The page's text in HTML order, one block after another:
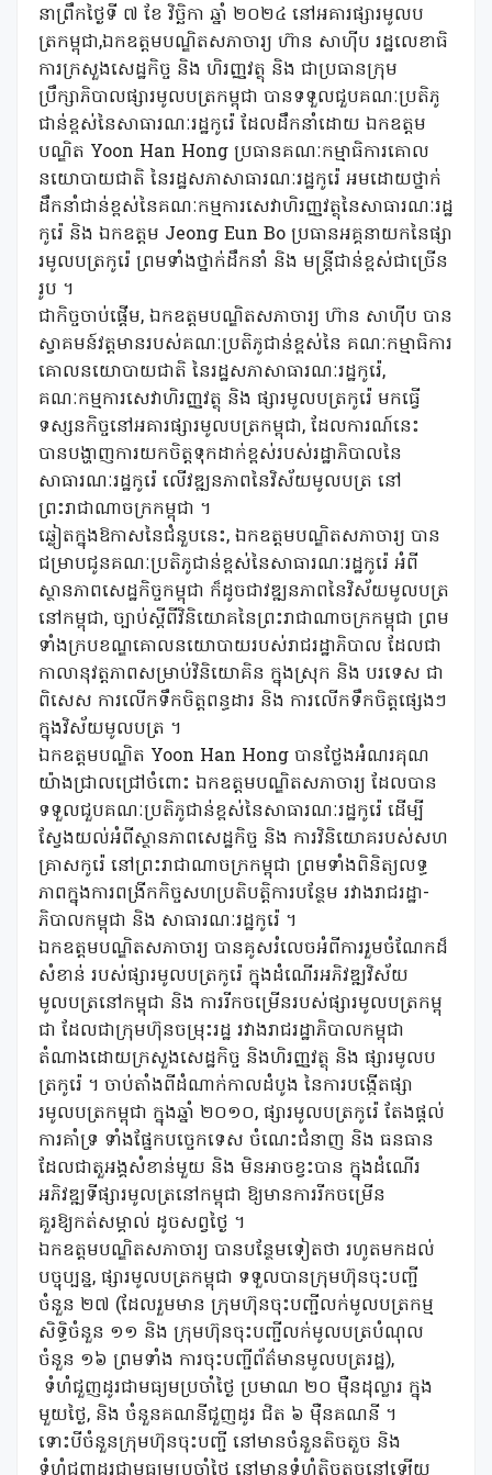
នាព្រឹកថ្ងៃទី ៧ ខែ វិច្ឆិកា ឆ្នាំ ២០២៤ នៅអគារផ្សារមូលប
ត្រកម្ពុជា,ឯកឧត្តមបណ្ឌិតសភាចារ្យ ហ៊ាន សាហ៊ីប រដ្ឋលេខាធិ
ការក្រសួងសេដ្ឋកិច្ច និង ហិរញ្ញវត្ថុ និង ជាប្រធានក្រុម
ប្រឹក្សាភិបាលផ្សារមូលបត្រកម្ពុជា បានទទួលជួបគណៈប្រតិភូ
ជាន់ខ្ពស់នៃសាធារណៈរដ្ឋកូរ៉េ ដែលដឹកនាំដោយ ឯកឧត្តម
បណ្ឌិត Yoon Han Hong ប្រធានគណៈកម្មាធិការគោល
នយោបាយជាតិ នៃរដ្ឋសភាសាធារណៈរដ្ឋកូរ៉េ អមដោយថ្នាក់
ដឹកនាំជាន់ខ្ពស់នៃគណៈកម្មការសេវាហិរញ្ញវត្ថុនៃសាធារណៈរដ្ឋ
កូរ៉េ និង ឯកឧត្តម Jeong Eun Bo ប្រធានអគ្គនាយកនៃផ្សា
រមូលបត្រកូរ៉េ ព្រមទាំងថ្នាក់ដឹកនាំ និង មន្ត្រីជាន់ខ្ពស់ជាច្រើន
រូប ។
ជាកិច្ចចាប់ផ្តើម, ឯកឧត្តមបណ្ឌិតសភាចារ្យ ហ៊ាន សាហ៊ីប បាន
ស្វាគមន៍វត្តមានរបស់គណៈប្រតិភូជាន់ខ្ពស់នៃ គណៈកម្មាធិការ
គោលនយោបាយជាតិ នៃរដ្ឋសភាសាធារណៈរដ្ឋកូរ៉េ,
គណៈកម្មការសេវាហិរញ្ញវត្ថុ និង ផ្សារមូលបត្រកូរ៉េ មកធ្វើ
ទស្សនកិច្ចនៅអគារផ្សារមូលបត្រកម្ពុជា, ដែលការណ៍នេះ
បានបង្ហាញការយកចិត្តទុកដាក់ខ្ពស់របស់រដ្ឋាភិបាលនៃ
សាធារណៈរដ្ឋកូរ៉េ លើវឌ្ឍនភាពនៃវិស័យមូលបត្រ នៅ
ព្រះរាជាណាចក្រកម្ពុជា ។
ឆ្លៀតក្នុងឱកាសនៃជំនួបនេះ, ឯកឧត្តមបណ្ឌិតសភាចារ្យ បាន
ជម្រាបជូនគណៈប្រតិភូជាន់ខ្ពស់នៃសាធារណៈរដ្ឋកូរ៉េ អំពី
ស្ថានភាពសេដ្ឋកិច្ចកម្ពុជា ក៏ដូចជាវឌ្ឍនភាពនៃវិស័យមូលបត្រ
នៅកម្ពុជា, ច្បាប់ស្តីពីវិនិយោគនៃព្រះរាជាណាចក្រកម្ពុជា ព្រម
ទាំងក្របខណ្ឌគោលនយោបាយរបស់រាជរដ្ឋាភិបាល ដែលជា
កាលានុវត្តភាពសម្រាប់វិនិយោគិន ក្នុងស្រុក និង បរទេស ជា
ពិសេស ការលើកទឹកចិត្តពន្ធដារ និង ការលើកទឹកចិត្តផ្សេងៗ
ក្នុងវិស័យមូលបត្រ ។
ឯកឧត្តមបណ្ឌិត Yoon Han Hong បានថ្លែងអំណរគុណ
យ៉ាងជ្រាលជ្រៅចំពោះ ឯកឧត្តមបណ្ឌិតសភាចារ្យ ដែលបាន
ទទួលជួបគណៈប្រតិភូជាន់ខ្ពស់នៃសាធារណៈរដ្ឋកូរ៉េ ដើម្បី
ស្វែងយល់អំពីស្ថានភាពសេដ្ឋកិច្ច និង ការវិនិយោគរបស់សហ
គ្រាសកូរ៉េ នៅព្រះរាជាណាចក្រកម្ពុជា ព្រមទាំងពិនិត្យលទ្ធ
ភាពក្នុងការពង្រីកកិច្ចសហប្រតិបត្តិការបន្ថែម រវាងរាជរដ្ឋា-
ភិបាលកម្ពុជា និង សាធារណៈរដ្ឋកូរ៉េ ។
ឯកឧត្តមបណ្ឌិតសភាចារ្យ បានគូសរំលេចអំពីការរួមចំណែកដ៏
សំខាន់ របស់ផ្សារមូលបត្រកូរ៉េ ក្នុងដំណើរអភិវឌ្ឍវិស័យ
មូលបត្រនៅកម្ពុជា និង ការរីកចម្រើនរបស់ផ្សារមូលបត្រកម្ពុ
ជា ដែលជាក្រុមហ៊ុនចម្រុះរដ្ឋ រវាងរាជរដ្ឋាភិបាលកម្ពុជា
តំណាងដោយក្រសួងសេដ្ឋកិច្ច និងហិរញ្ញវត្ថុ និង ផ្សារមូលប
ត្រកូរ៉េ ។ ចាប់តាំងពីដំណាក់កាលដំបូង នៃការបង្កើតផ្សា
រមូលបត្រកម្ពុជា ក្នុងឆ្នាំ ២០១០, ផ្សារមូលបត្រកូរ៉េ តែងផ្តល់
ការគាំទ្រ ទាំងផ្នែកបច្ចេកទេស ចំណេះជំនាញ និង ធនធាន
ដែលជាតួអង្គសំខាន់មួយ និង មិនអាចខ្វះបាន ក្នុងដំណើរ
អភិវឌ្ឍទីផ្សារមូលត្រនៅកម្ពុជា ឱ្យមានការរីកចម្រើន
គួរឱ្យកត់សម្គាល់ ដូចសព្វថ្ងៃ ។
ឯកឧត្តមបណ្ឌិតសភាចារ្យ បានបន្ថែមទៀតថា រហូតមកដល់
បច្ចុប្បន្ន, ផ្សារមូលបត្រកម្ពុជា ទទួលបានក្រុមហ៊ុនចុះបញ្ជី
ចំនួន ២៧ (ដែលរួមមាន ក្រុមហ៊ុនចុះបញ្ជីលក់មូលបត្រកម្ម
សិទ្ធិចំនួន ១១ និង ក្រុមហ៊ុនចុះបញ្ជីលក់មូលបត្របំណុល
ចំនួន ១៦ ព្រមទាំង ការចុះបញ្ជីព័ត៌មានមូលបត្ររដ្ឋ),
ទំហំជួញដូរជាមធ្យមប្រចាំថ្ងៃ ប្រមាណ ២០ ម៉ឺនដុល្លារ ក្នុង
មួយថ្ងៃ, និង ចំនួនគណនីជួញដូរ ជិត ៦ ម៉ឺនគណនី ។
ទោះបីចំនួនក្រុមហ៊ុនចុះបញ្ជី នៅមានចំនួនតិចតួច និង